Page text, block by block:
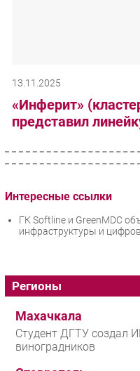
13.11.2025
«Инферит»
представил
Интересные ссылки
ГК Softline и GreenMDC
инфраструктуры и
Регионы
Махачкала
Студент ДГТУ создал
виноградников